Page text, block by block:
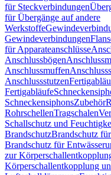
für Steckverbindungen
für Übergänge auf andere
Werkstoffe
Gewindeverbindungen
für Apparateanschlüsse
Anschlussbögen
Anschlussmuffen
Anschlussstutzen
Fertigabläufe
SchneckensiphonsZubehör
RohrschellenTragschalen
Schallschutz und
BrandschutzBrandschutz
Brandschutz für
zur
Körperschallentkopplung